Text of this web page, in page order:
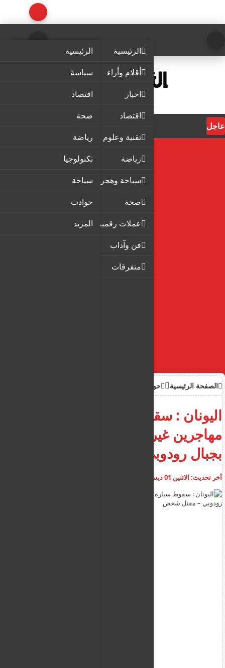
الرئيسية
أقلام وأراء
اخبار
اقتصاد
تقنية وعلوم
رياضة
سياحة وهجرة
صحة
عملات رقمية
فن وآداب
متفرقات
الرئيسية
سياسة
اقتصاد
صحة
رياضة
تكنولوجيا
سياحة
حوادث
المزيد
عاجل
الصفحة الرئيسية حوادث
اليونان : سقوط سيارة تقل
مهاجرين غير شرعيين في وادٍ
بجبال رودوبي – مقتل شخص
أخر تحديث: الاثنين 01 ديسمبر 2025